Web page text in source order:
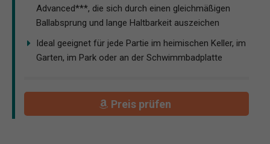
Advanced***, die sich durch einen gleichmäßigen
Ballabsprung und lange Haltbarkeit auszeichen
Ideal geeignet für jede Partie im heimischen Keller, im
Garten, im Park oder an der Schwimmbadplatte
Preis prüfen